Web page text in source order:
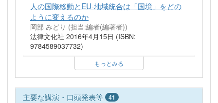
人の国際移動とEU-地域統合は「国境」をどの
ように変えるのか
岡部 みどり (担当:編者(編著者))
法律文化社 2016年4月15日 (ISBN:
9784589037732)
もっとみる
主要な講演・口頭発表等 41